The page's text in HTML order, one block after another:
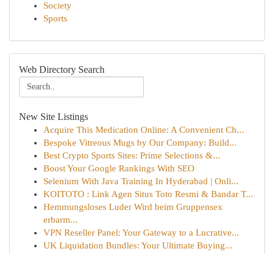
Society
Sports
Web Directory Search
New Site Listings
Acquire This Medication Online: A Convenient Ch...
Bespoke Vitreous Mugs by Our Company: Build...
Best Crypto Sports Sites: Prime Selections &...
Boost Your Google Rankings With SEO
Selenium With Java Training In Hyderabad | Onli...
KOITOTO : Link Agen Situs Toto Resmi & Bandar T...
Hemmungsloses Luder Wird beim Gruppensex
erbarm...
VPN Reseller Panel: Your Gateway to a Lucrative...
UK Liquidation Bundles: Your Ultimate Buying...